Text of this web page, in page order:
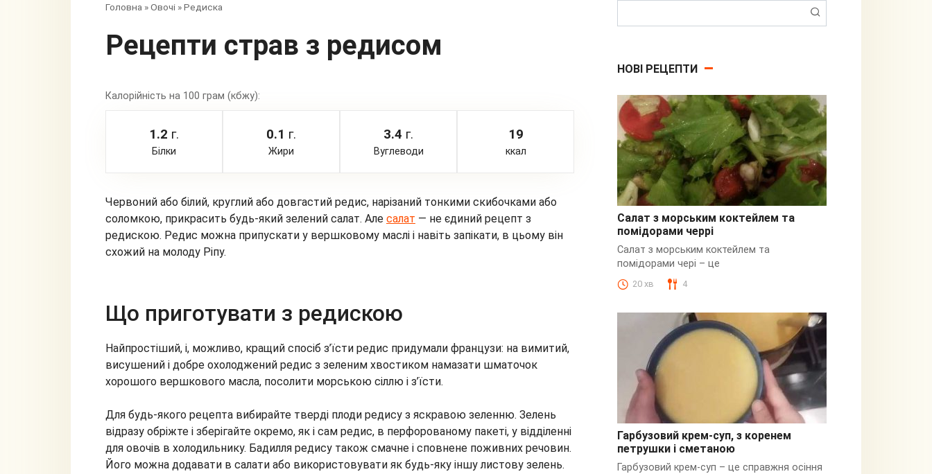
Головна »Овочі »Редиска
Рецепти страв з редисом
Калорійність на 100 грам (кбжу):
1.2 г.
Білки
0.1 г.
Жири
3.4 г.
Вуглеводи
19
ккал
Червоний або білий, круглий або довгастий редис, нарізаний тонкими скибочками або
соломкою, прикрасить будь-який зелений салат. Але салат — не єдиний рецепт з
редискою. Редис можна припускати у вершковому маслі і навіть запікати, в цьому він
схожий на молоду Ріпу.
Що приготувати з редискою
Найпростіший, і, можливо, кращий спосіб з’їсти редис придумали французи: на вимитий,
висушений і добре охолоджений редис з зеленим хвостиком намазати шматочок
хорошого вершкового масла, посолити морською сіллю і з’їсти.
Для будь-якого рецепта вибирайте тверді плоди редису з яскравою зеленню. Зелень
відразу обріжте і зберігайте окремо, як і сам редис, в перфорованому пакеті, у відділенні
для овочів в холодильнику. Бадилля редису також смачне і сповнене поживних речовин.
Його можна додавати в салати або використовувати як будь-яку іншу листову зелень.
НОВІ РЕЦЕПТИ
З кальмарами
Салат з морським коктейлем та
помідорами черрі
Салат з морським коктейлем та
помідорами чері – це
20 хв 4
Гарбузовий
Гарбузовий крем-суп, з коренем
петрушки і сметаною
Гарбузовий крем-суп – це справжня осіння